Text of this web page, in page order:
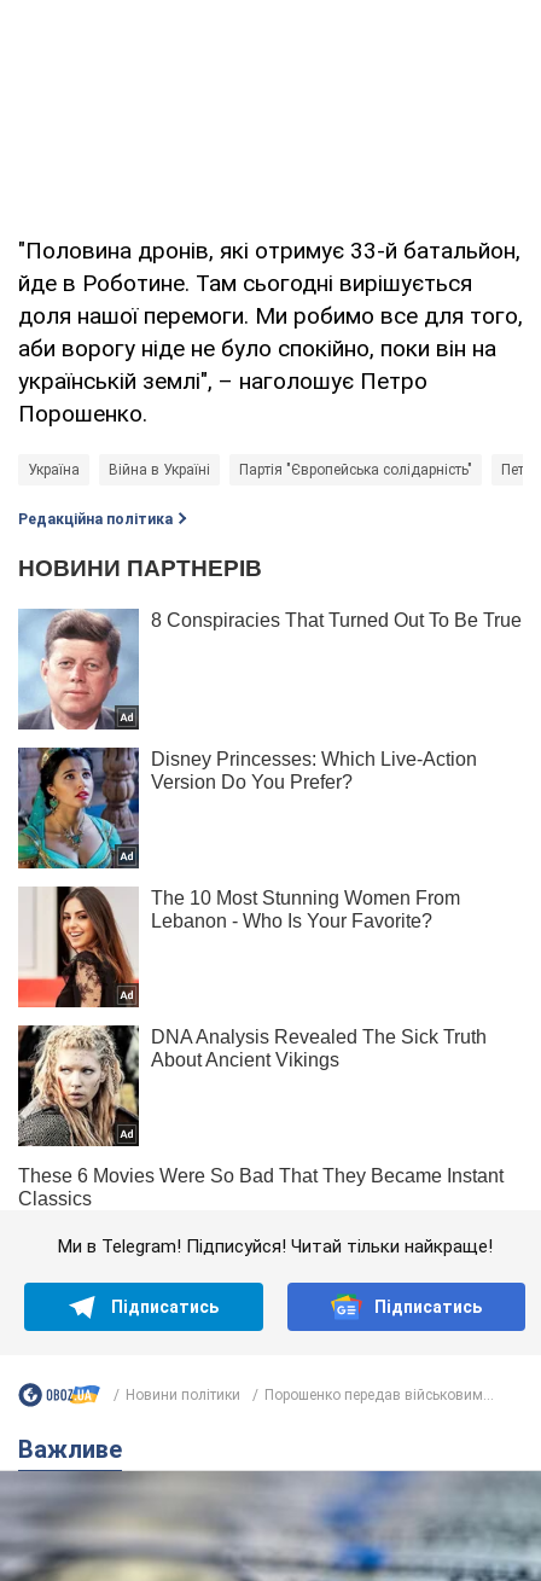
"Половина дронів, які отримує 33-й батальйон,
йде в Роботине. Там сьогодні вирішується
доля нашої перемоги. Ми робимо все для того,
аби ворогу ніде не було спокійно, поки він на
українській землі", – наголошує Петро
Порошенко.
Україна Війна в Україні Партія "Європейська солідарність"
Редакційна політика
Ми в Telegram! Підписуйся! Читай тільки найкраще!
Підписатись Підписатись
Новини політики Порошенко передав військовим...
Важливе